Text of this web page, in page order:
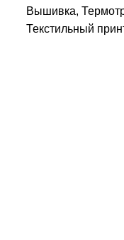
Вышивка,
Текстильный